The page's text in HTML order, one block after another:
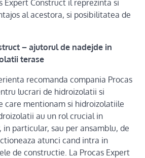
Expert Construct il reprezinta si
al acestora, si posibilitatea de
– ajutorul de nadejde in
terase
recomanda compania Procas
lucrari de hidroizolatii si
care mentionam si hidroizolatiile
au un rol crucial in
particular, sau per ansamblu, de
atunci cand intra in
de constructie. La Procas Expert